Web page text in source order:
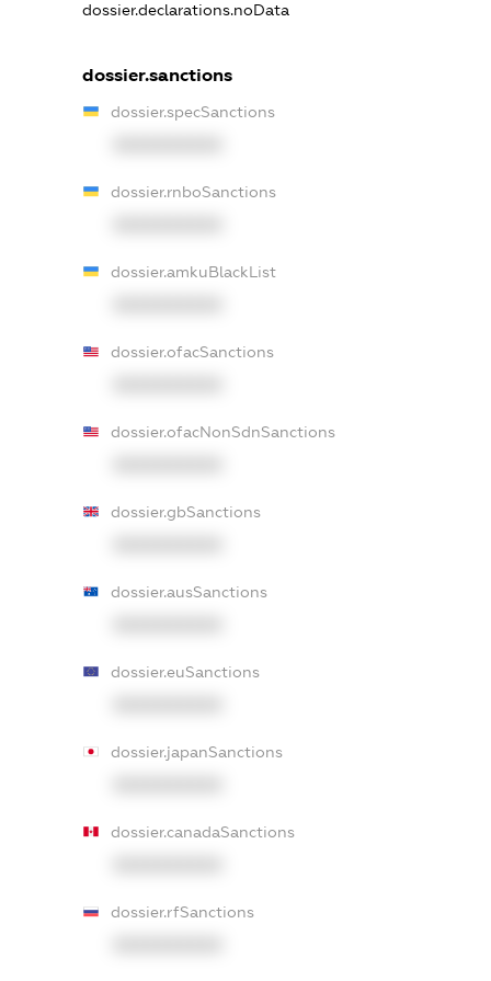
dossier.declarations.noData
dossier.sanctions
dossier.specSanctions
dossier.rnboSanctions
dossier.amkuBlackList
dossier.ofacSanctions
dossier.ofacNonSdnSanctions
dossier.gbSanctions
dossier.ausSanctions
dossier.euSanctions
dossier.japanSanctions
dossier.canadaSanctions
dossier.rfSanctions